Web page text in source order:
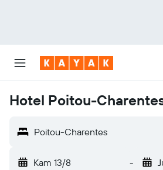
Hotel Poitou-
Poitou-Charentes
Kam 13/8 -